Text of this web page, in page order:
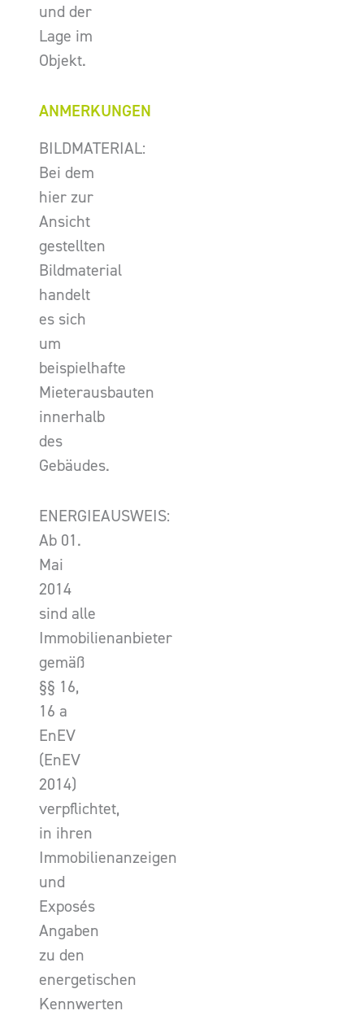
und der
Lage im
Objekt.
ANMERKUNGEN
BILDMATERIAL:
Bei dem
hier zur
Ansicht
gestellten
Bildmaterial
handelt
es sich
um
beispielhafte
Mieterausbauten
innerhalb
des
Gebäudes.
ENERGIEAUSWEIS:
Ab 01.
Mai
2014
sind alle
Immobilienanbieter
gemäß
§§ 16,
16 a
EnEV
(EnEV
2014)
verpflichtet,
in ihren
Immobilienanzeigen
und
Exposés
Angaben
zu den
energetischen
Kennwerten